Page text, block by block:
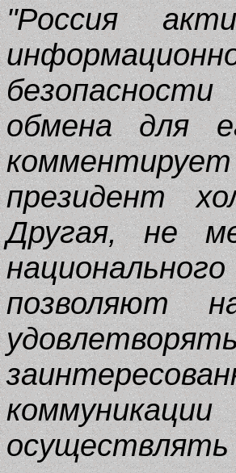
"Россия
обмена для
президент
Другая, не
позволяют